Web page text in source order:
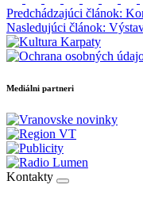
Predchádzajúci článok:
Nasledujúci článok:
Mediálni partneri
Kontakty